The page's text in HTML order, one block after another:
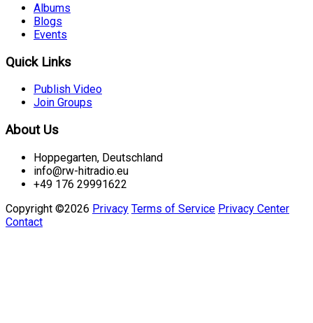
Albums
Blogs
Events
Quick Links
Publish Video
Join Groups
About Us
Hoppegarten, Deutschland
info@rw-hitradio.eu
+49 176 29991622
Copyright ©2026 Privacy Terms of Service Privacy Center
Contact